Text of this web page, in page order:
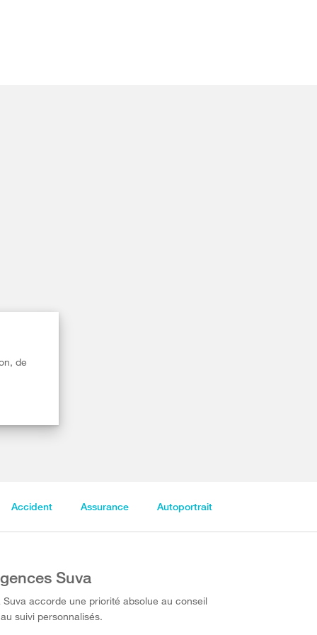
de
Accident Assurance Autoportrait
Suva
Suva accorde une priorité absolue au conseil
suivi personnalisés.